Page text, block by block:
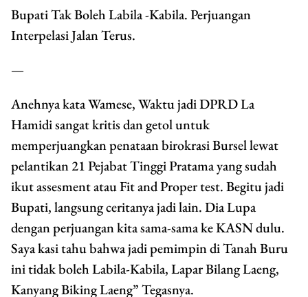
Bupati Tak Boleh Labila -Kabila. Perjuangan
Interpelasi Jalan Terus.
—
Anehnya kata Wamese, Waktu jadi DPRD La
Hamidi sangat kritis dan getol untuk
memperjuangkan penataan birokrasi Bursel lewat
pelantikan 21 Pejabat Tinggi Pratama yang sudah
ikut assesment atau Fit and Proper test. Begitu jadi
Bupati, langsung ceritanya jadi lain. Dia Lupa
dengan perjuangan kita sama-sama ke KASN dulu.
Saya kasi tahu bahwa jadi pemimpin di Tanah Buru
ini tidak boleh Labila-Kabila, Lapar Bilang Laeng,
Kanyang Biking Laeng” Tegasnya.